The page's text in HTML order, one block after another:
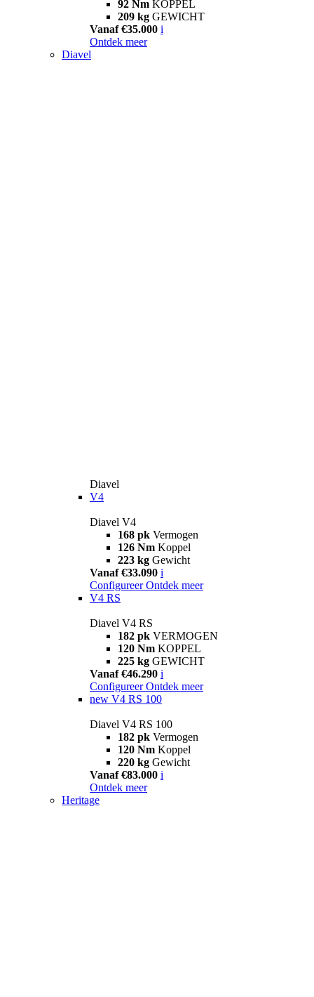
92 Nm KOPPEL
209 kg GEWICHT
Vanaf €35.000 i
Ontdek meer
Diavel
Diavel
V4
Diavel V4
168 pk Vermogen
126 Nm Koppel
223 kg Gewicht
Vanaf €33.090 i
Configureer Ontdek meer
V4 RS
Diavel V4 RS
182 pk VERMOGEN
120 Nm KOPPEL
225 kg GEWICHT
Vanaf €46.290 i
Configureer Ontdek meer
new V4 RS 100
Diavel V4 RS 100
182 pk Vermogen
120 Nm Koppel
220 kg Gewicht
Vanaf €83.000 i
Ontdek meer
Heritage